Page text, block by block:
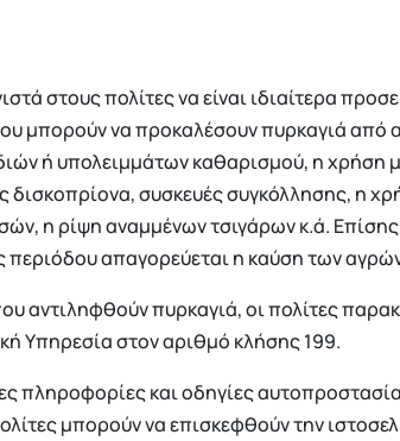
στους πολίτες να είναι ιδιαίτερα
μπορούν να προκαλέσουν πυρκαγιά από
ή υπολειμμάτων καθαρισμού, η
δισκοπρίονα, συσκευές συγκόλλησης, η
η ρίψη αναμμένων τσιγάρων κ.ά.
περιόδου απαγορεύεται η καύση των
αντιληφθούν πυρκαγιά, οι πολίτες
Υπηρεσία στον αριθμό κλήσης 199.
πληροφορίες και οδηγίες
μπορούν να επισκεφθούν την